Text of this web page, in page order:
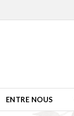
ENTRE NOUS